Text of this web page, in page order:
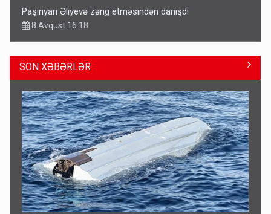
Paşinyan Əliyevə zəng etməsindən danışdı
8 Avqust 16:18
Fırıldaqçıların yeni silahı: Süni intellekt - Bunları etməzdən
əvvəl diqqətli olun
SON XƏBƏRLƏR